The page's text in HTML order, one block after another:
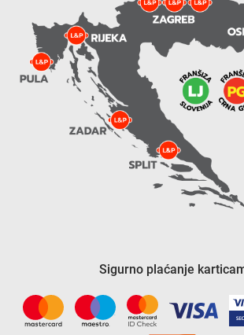
Sigurno plaćanje